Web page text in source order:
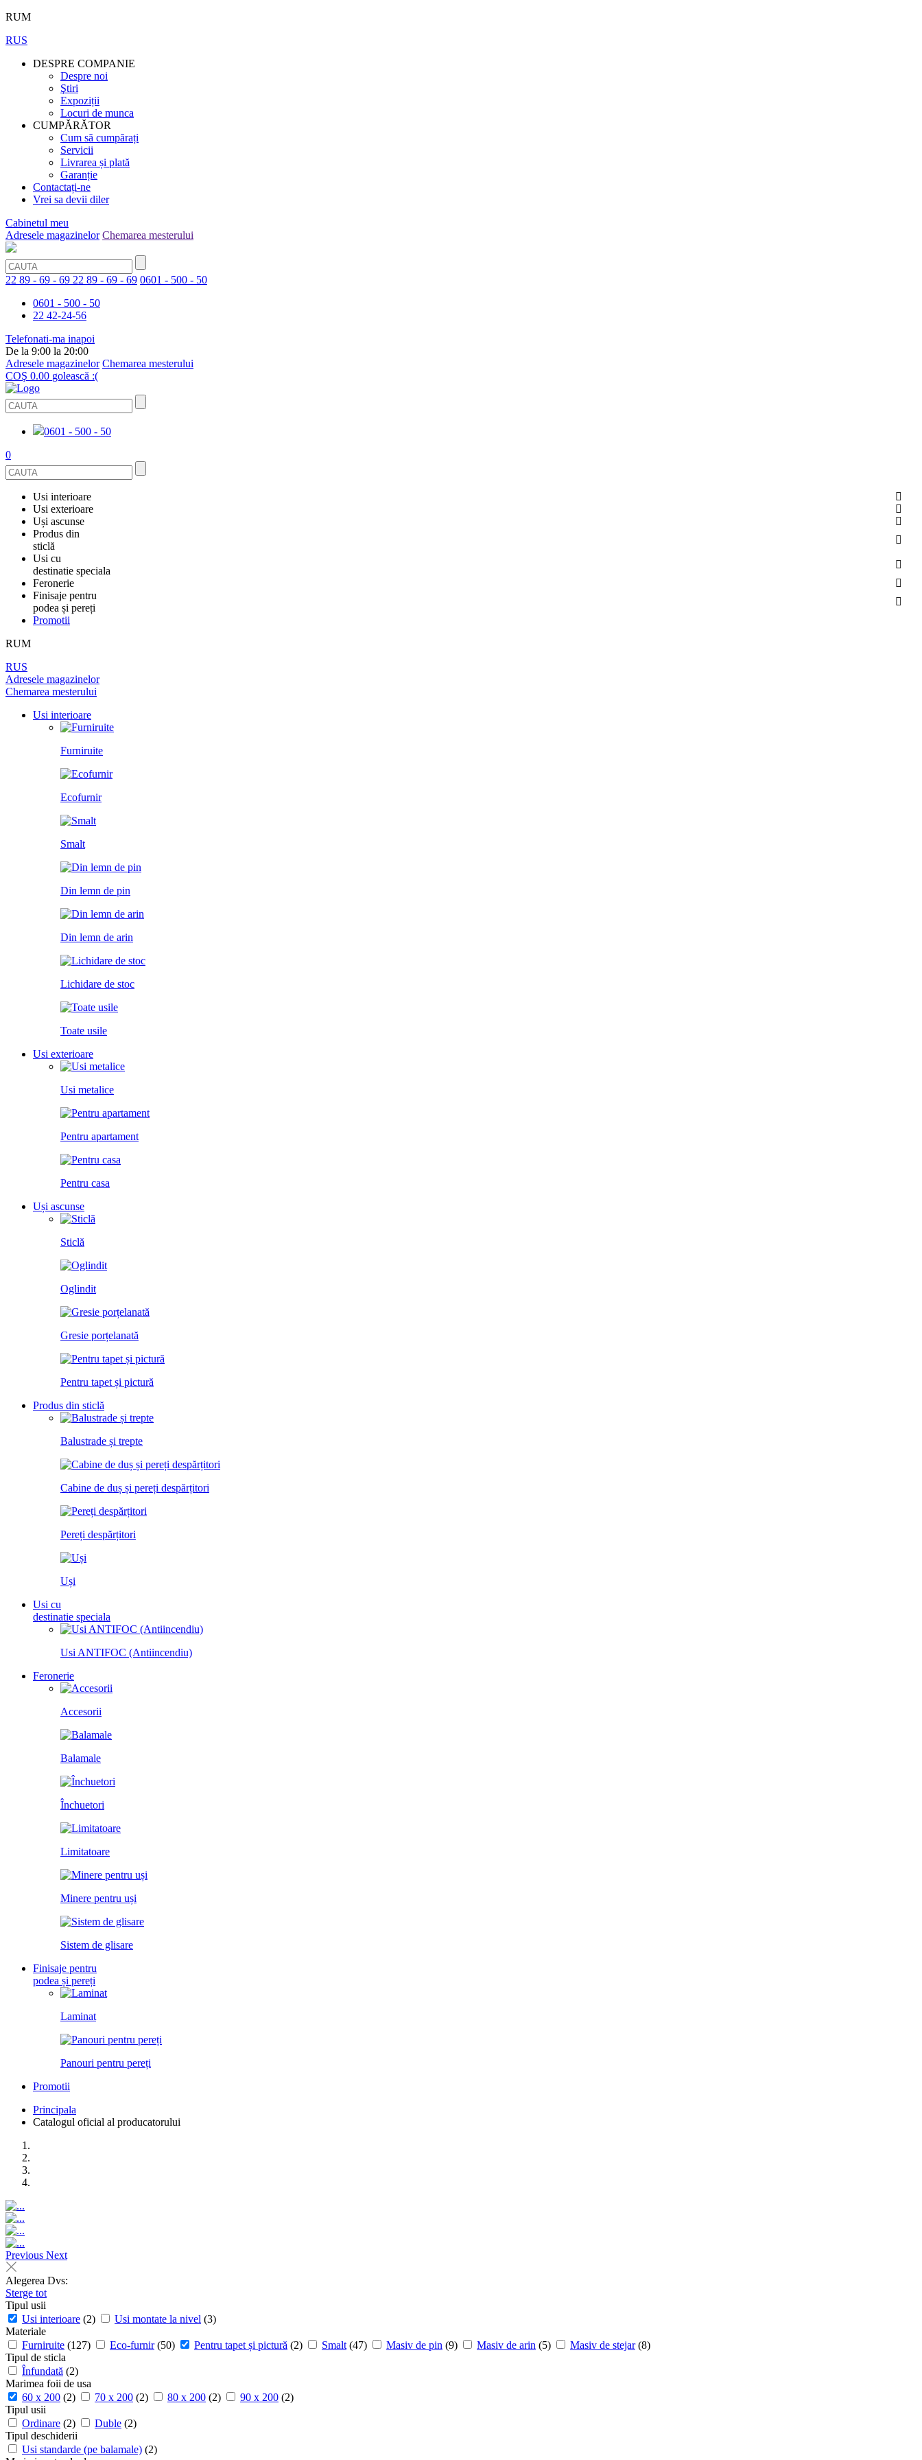
RUM
RUS
DESPRE COMPANIE
Despre noi
Ştiri
Expoziții
Locuri de munca
CUMPĂRĂTOR
Cum să cumpărați
Servicii
Livrarea și plată
Garanție
Contactați-ne
Vrei sa devii diler
Cabinetul meu
Adresele magazinelor Chemarea mesterului
22 89 - 69 - 69 22 89 - 69 - 69 0601 - 500 - 50
0601 - 500 - 50
22 42-24-56
Telefonati-ma inapoi
De la 9:00 la 20:00
Adresele magazinelor Chemarea mesterului
COŞ 0.00 golească :(
0601 - 500 - 50
0
Usi interioare
FURNIRUITE
SMALT
DIN LEMN DE PIN
LICHIDARE DE STOC
TOATE USILE
Usi exterioare
USI METALICE
PENTRU APARTAMENT
PENTRU CASA
Uși ascunse
OGLINDIT
GRESIE PORȚELANATĂ
Produs din
sticlă
BALUSTRADE ȘI TREPTE
CABINE DE DUȘ ȘI PEREȚI DESPĂRȚITORI
Usi cu
destinatie speciala
USI ANTIFOC (ANTIINCENDIU)
Feronerie
ACCESORII
MINERE PENTRU UȘI
SISTEM DE GLISARE
Finisaje pentru
podea și pereți
Promotii
RUM
RUS
Adresele magazinelor
Chemarea mesterului
Usi interioare
Furniruite
Ecofurnir
Smalt
Din lemn de pin
Din lemn de arin
Lichidare de stoc
Toate usile
Usi exterioare
Usi metalice
Pentru apartament
Pentru casa
Uși ascunse
Sticlă
Oglindit
Gresie porțelanată
Pentru tapet și pictură
Produs din sticlă
Balustrade și trepte
Cabine de duș și pereți despărțitori
Pereți despărțitori
Uși
Usi cu
destinatie speciala
Usi ANTIFOC (Antiincendiu)
Feronerie
Accesorii
Balamale
Închuetori
Limitatoare
Minere pentru uși
Sistem de glisare
Finisaje pentru
podea și pereți
Laminat
Panouri pentru pereți
Promotii
Principala
Catalogul oficial al producatorului
Previous Next
Alegerea Dvs:
Sterge tot
Tipul usii
Usi interioare (2) Usi montate la nivel (3)
Materiale
Furniruite (127) Eco-furnir (50) Pentru tapet și pictură (2) Smalt (47) Masiv de pin (9) Masiv de arin (5) Masiv de stejar (8)
Tipul de sticla
Înfundată (2)
Marimea foii de usa
60 x 200 (2) 70 x 200 (2) 80 x 200 (2) 90 x 200 (2)
Tipul usii
Ordinare (2) Duble (2)
Tipul deschiderii
Usi standarde (pe balamale) (2)